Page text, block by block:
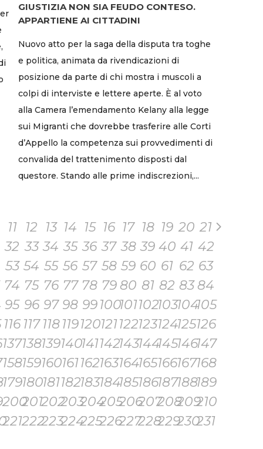
GIUSTIZIA NON SIA FEUDO CONTESO.
APPARTIENE AI CITTADINI
Nuovo atto per la saga della disputa tra toghe
e politica, animata da rivendicazioni di
posizione da parte di chi mostra i muscoli a
colpi di interviste e lettere aperte. È al voto
alla Camera l’emendamento Kelany alla legge
sui Migranti che dovrebbe trasferire alle Corti
d’Appello la competenza sui provvedimenti di
convalida del trattenimento disposti dal
questore. Stando alle prime indiscrezioni,...
11 12 13 14 15 16 17 18 19 20 21
32 33 34 35 36 37 38 39 40 41 42
53 54 55 56 57 58 59 60 61 62 63
74 75 76 77 78 79 80 81 82 83 84
95 96 97 98 99 100101102103104105
116 117 118 119120121122123124125126
137138139140141142143144145146147
158159160161162163164165166167168
179180181182183184185186187188189
200201202203204205206207208209210
221222223224225226227228229230231